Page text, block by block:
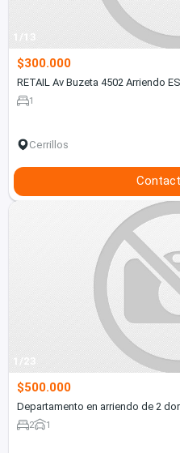
1/13
$300.000
RETAIL Av Buzeta 4502 Arriendo
1
Cerrillos
1/23
$500.000
Departamento en arriendo de 2
2 1